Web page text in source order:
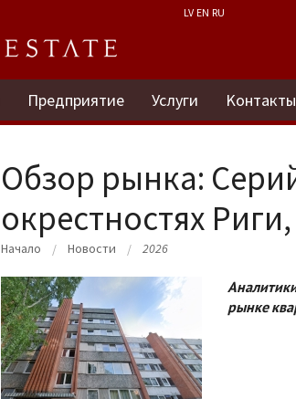
LV EN RU
Предприятие Услуги Kонтакты
Обзор рынка:
окрестностях
Начало Hовости 2026
рынке